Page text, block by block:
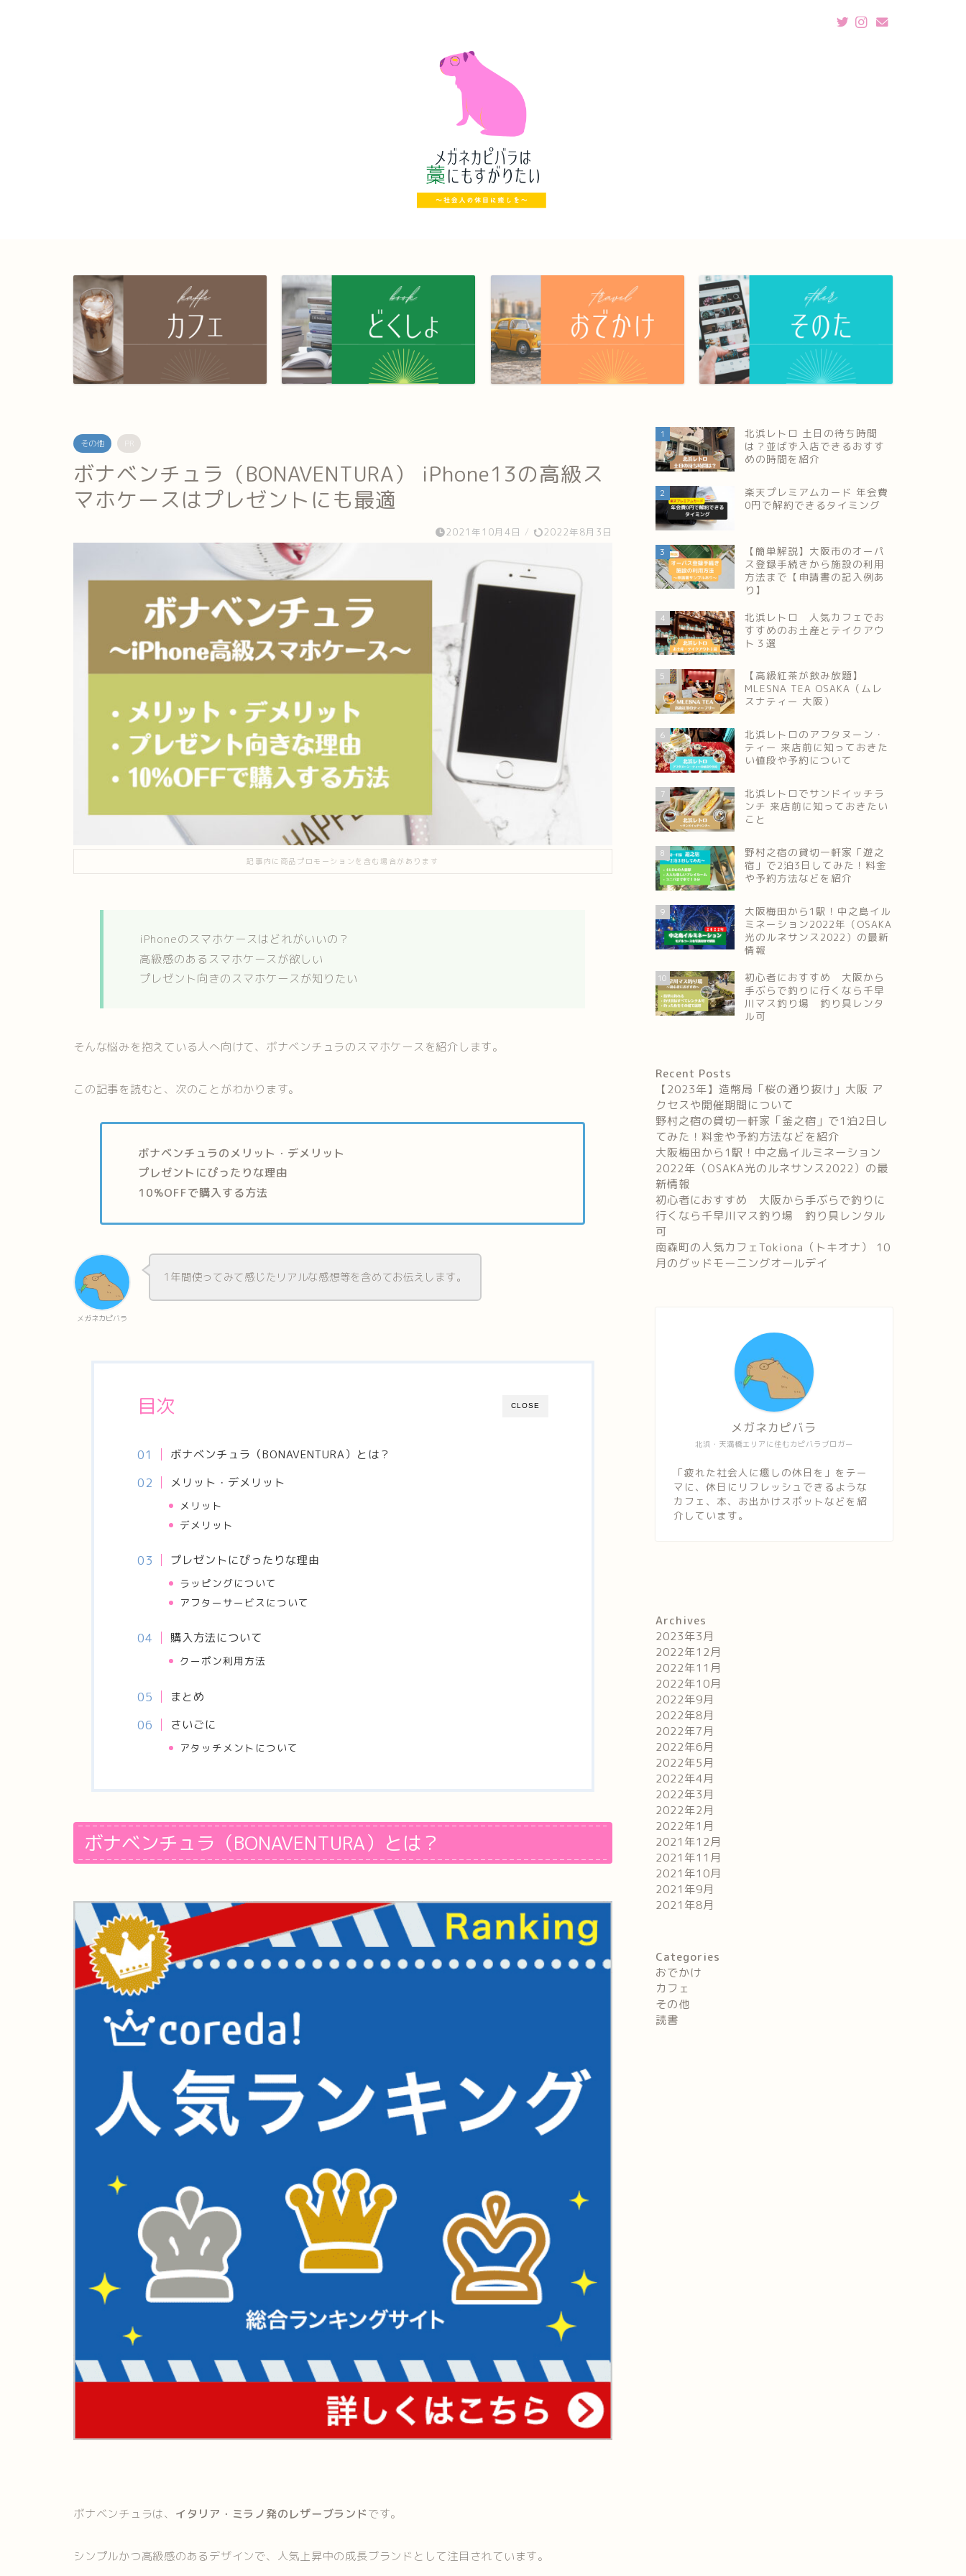
その他 PR
ボナベンチュラ（BONAVENTURA） iPhone13の高級ス
マホケースはプレゼントにも最適
2021年10月4日 / 2022年8月3日
記事内に商品プロモーションを含む場合があります
iPhoneのスマホケースはどれがいいの？
高級感のあるスマホケースが欲しい
プレゼント向きのスマホケースが知りたい
そんな悩みを抱えている人へ向けて、ボナベンチュラのスマホケースを紹介します。
この記事を読むと、次のことがわかります。
ボナベンチュラのメリット・デメリット
プレゼントにぴったりな理由
10%OFFで購入する方法
メガネカピバラ
1年間使ってみて感じたリアルな感想等を含めてお伝えします。
CLOSE
目次
ボナベンチュラ（BONAVENTURA）とは？
メリット・デメリット
メリット
デメリット
プレゼントにぴったりな理由
ラッピングについて
アフターサービスについて
購入方法について
クーポン利用方法
まとめ
さいごに
アタッチメントについて
ボナベンチュラ（BONAVENTURA）とは？
ボナベンチュラは、 イタリア・ミラノ発のレザーブランドです。
シンプルかつ高級感のあるデザインで、人気上昇中の成長ブランドとして注目されています。
1
北浜レトロ 土日の待ち時間
は？並ばず入店できるおすす
めの時間を紹介
2
楽天プレミアムカード 年会費
0円で解約できるタイミング
3
【簡単解説】大阪市のオーパ
ス登録手続きから施設の利用
方法まで【申請書の記入例あ
り】
4
北浜レトロ 人気カフェでお
すすめのお土産とテイクアウ
ト３選
5
【高級紅茶が飲み放題】
MLESNA TEA OSAKA（ムレ
スナティー 大阪）
6
北浜レトロのアフタヌーン・
ティー 来店前に知っておきた
い値段や予約について
7
北浜レトロでサンドイッチラ
ンチ 来店前に知っておきたい
こと
8
野村之宿の貸切一軒家「遊之
宿」で2泊3日してみた！料金
や予約方法などを紹介
9
大阪梅田から1駅！中之島イル
ミネーション2022年（OSAKA
光のルネサンス2022）の最新
情報
10
初心者におすすめ 大阪から
手ぶらで釣りに行くなら千早
川マス釣り場 釣り具レンタ
ル可
Recent Posts
【2023年】造幣局「桜の通り抜け」大阪 ア
クセスや開催期間について
野村之宿の貸切一軒家「釜之宿」で1泊2日し
てみた！料金や予約方法などを紹介
大阪梅田から1駅！中之島イルミネーション
2022年（OSAKA光のルネサンス2022）の最
新情報
初心者におすすめ 大阪から手ぶらで釣りに
行くなら千早川マス釣り場 釣り具レンタル
可
南森町の人気カフェTokiona（トキオナ） 10
月のグッドモーニングオールデイ
北浜・天満橋エリアに住むカピバラブロガー
メガネカピバラ
「疲れた社会人に癒しの休日を」をテー
マに、休日にリフレッシュできるような
カフェ、本、お出かけスポットなどを紹
介しています。
Archives
2023年3月
2022年12月
2022年11月
2022年10月
2022年9月
2022年8月
2022年7月
2022年6月
2022年5月
2022年4月
2022年3月
2022年2月
2022年1月
2021年12月
2021年11月
2021年10月
2021年9月
2021年8月
Categories
おでかけ
カフェ
その他
読書